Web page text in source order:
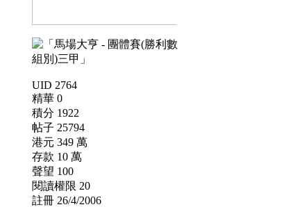
UID 2764
精華 0
積分 1922
帖子 25794
港元 349 萬
存款 10 萬
聲望 100
閱讀權限 20
註冊 26/4/2006